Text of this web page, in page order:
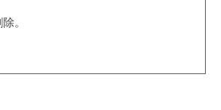
。